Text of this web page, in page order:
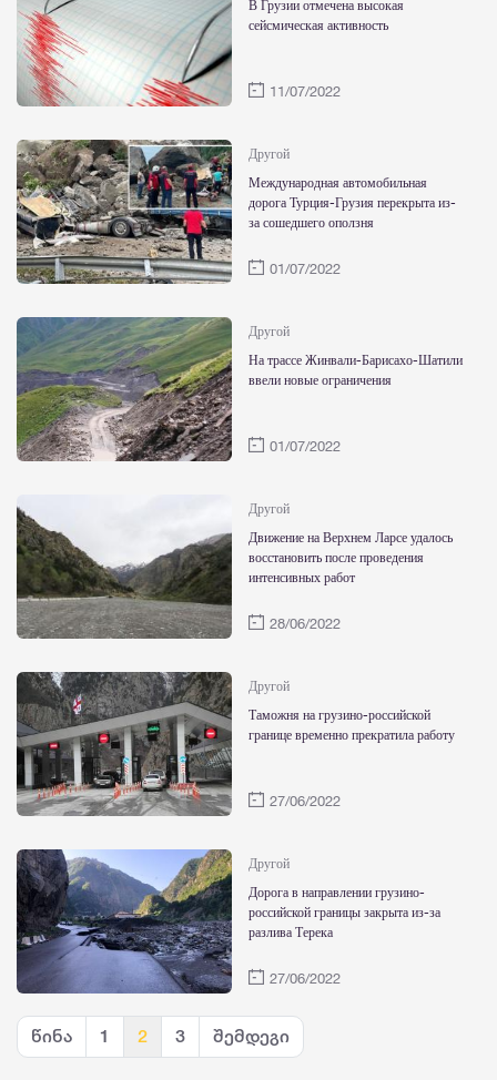
В Грузии отмечена высокая
сейсмическая активность
11/07/2022
Другой
Международная автомобильная
дорога Турция-Грузия перекрыта из-
за сошедшего оползня
01/07/2022
Другой
На трассе Жинвали-Барисахо-Шатили
ввели новые ограничения
01/07/2022
Другой
Движение на Верхнем Ларсе удалось
восстановить после проведения
интенсивных работ
28/06/2022
Другой
Таможня на грузино-российской
границе временно прекратила работу
27/06/2022
Другой
Дорога в направлении грузино-
российской границы закрыта из-за
разлива Терека
27/06/2022
წინა 1 2 3 შემდეგი